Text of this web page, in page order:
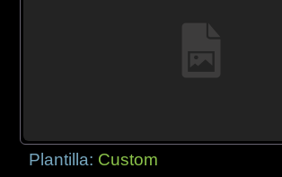
Plantilla: Custom